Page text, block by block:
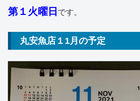
第１火曜日 です。
丸安魚店１1月の予定